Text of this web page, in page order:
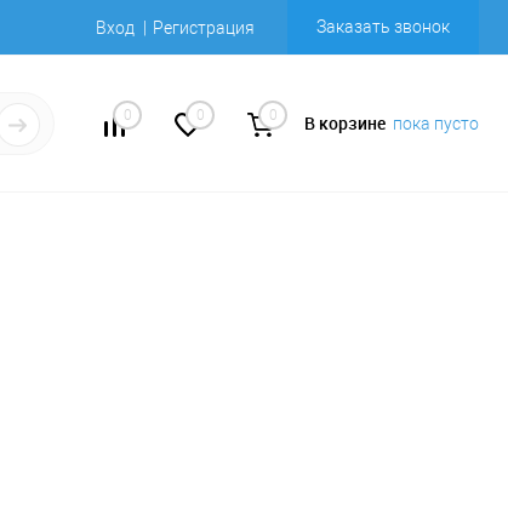
Вход Регистрация Заказать звонок
0 0 0 В корзине пока пусто